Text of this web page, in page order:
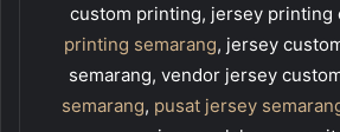
custom printing, jersey printing
printing semarang, jersey
semarang, vendor jersey
semarang, pusat jersey